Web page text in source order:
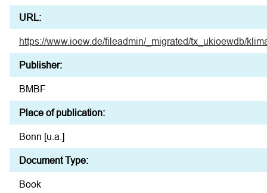
URL:
https://www.ioew.de/fileadmin/_migrated/tx_ukioewdb/
Publisher:
BMBF
Place of publication:
Bonn [u.a.]
Document Type:
Book